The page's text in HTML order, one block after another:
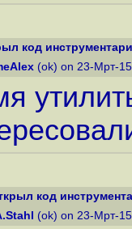
код
(ok) on 23-Мрт-
код
(ok) on 23-Мрт-